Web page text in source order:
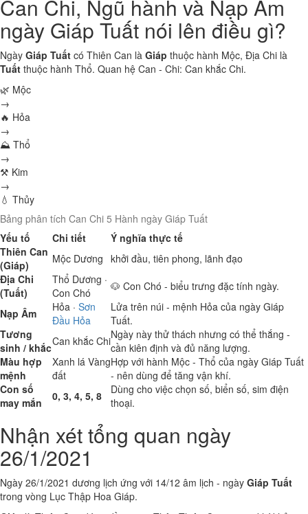
Can Chi, Ngũ hành và Nạp Âm
ngày Giáp Tuất nói lên điều gì?
Ngày Giáp Tuất có Thiên Can là Giáp thuộc hành Mộc, Địa Chi là
Tuất thuộc hành Thổ. Quan hệ Can - Chi: Can khắc Chi.
🌿 Mộc
→
🔥 Hỏa
→
⛰ Thổ
→
⚒ Kim
→
💧 Thủy
Bảng phân tích Can Chi 5 Hành ngày Giáp Tuất
Yếu tố
Chi tiết
Ý nghĩa thực tế
Thiên Can
(Giáp)
Mộc Dương khởi đầu, tiên phong, lãnh đạo
Địa Chi
(Tuất)
Thổ Dương ·
Con Chó
🐶 Con Chó - biểu trưng đặc tính ngày.
Nạp Âm
Hỏa · Sơn
Đầu Hỏa
Lửa trên núi - mệnh Hỏa của ngày Giáp
Tuất.
Tương
sinh / khắcCan khắc ChiNgày này thử thách nhưng có thể thắng -
cần kiên định và đủ năng lượng.
Màu hợp
mệnh
Xanh lá Vàng
đất
Hợp với hành Mộc - Thổ của ngày Giáp Tuất
- nên dùng để tăng vận khí.
Con số
may mắn
0, 3, 4, 5, 8
Dùng cho việc chọn số, biển số, sim điện
thoại.
Nhận xét tổng quan ngày
26/1/2021
Ngày 26/1/2021 dương lịch ứng với 14/12 âm lịch - ngày Giáp Tuất
trong vòng Lục Thập Hoa Giáp.